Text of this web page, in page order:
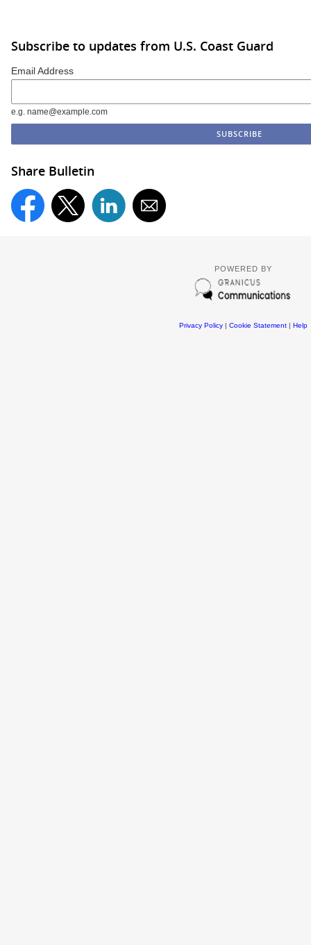
Subscribe to updates from U.S. Coast Guard
Email Address
e.g. name@example.com
Share Bulletin
POWERED BY
Privacy Policy| Cookie Statement| Help